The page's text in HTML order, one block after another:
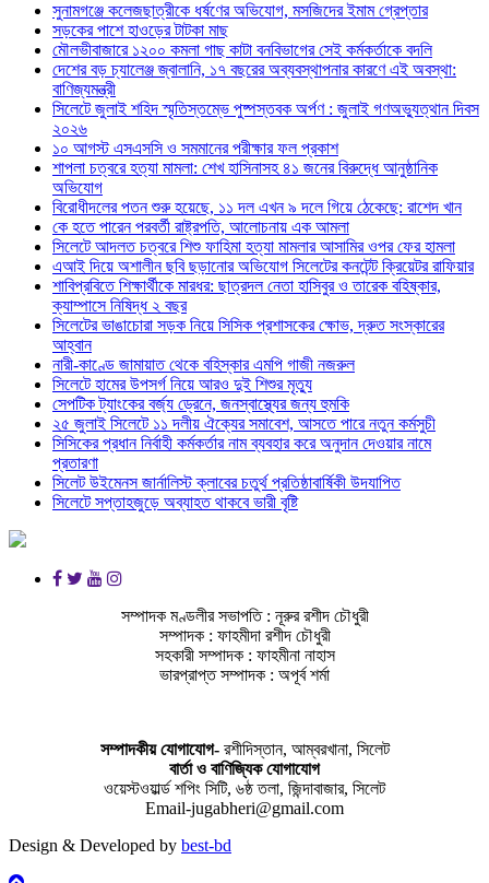
সুনামগঞ্জে কলেজছাত্রীকে ধর্ষণের অভিযোগ, মসজিদের ইমাম গ্রেপ্তার
সড়কের পাশে হাওড়ের টাটকা মাছ
মৌলভীবাজারে ১২০০ কমলা গাছ কাটা বনবিভাগের সেই কর্মকর্তাকে বদলি
দেশের বড় চ্যালেঞ্জ জ্বালানি, ১৭ বছরের অব্যবস্থাপনার কারণে এই অবস্থা:
বাণিজ্যমন্ত্রী
সিলেটে জুলাই শহিদ স্মৃতিস্তম্ভে পুষ্পস্তবক অর্পণ : জুলাই গণঅভ্যুত্থান দিবস
২০২৬
১০ আগস্ট এসএসসি ও সমমানের পরীক্ষার ফল প্রকাশ
শাপলা চত্বরে হত্যা মামলা: শেখ হাসিনাসহ ৪১ জনের বিরুদ্ধে আনুষ্ঠানিক
অভিযোগ
বিরোধীদলের পতন শুরু হয়েছে, ১১ দল এখন ৯ দলে গিয়ে ঠেকেছে: রাশেদ খান
কে হতে পারেন পরবর্তী রাষ্ট্রপতি, আলোচনায় এক আমলা
সিলেটে আদলত চত্বরে শিশু ফাহিমা হত্যা মামলার আসামির ওপর ফের হামলা
এআই দিয়ে অশালীন ছবি ছড়ানোর অভিযোগ সিলেটের কনটেন্ট ক্রিয়েটর রাফিয়ার
শাবিপ্রবিতে শিক্ষার্থীকে মারধর: ছাত্রদল নেতা হাসিবুর ও তারেক বহিষ্কার,
ক্যাম্পাসে নিষিদ্ধ ২ বছর
সিলেটের ভাঙাচোরা সড়ক নিয়ে সিসিক প্রশাসকের ক্ষোভ, দ্রুত সংস্কারের
আহ্বান
নারী-কাণ্ডে জামায়াত থেকে বহিস্কার এমপি গাজী নজরুল
সিলেটে হামের উপসর্গ নিয়ে আরও দুই শিশুর মৃত্যু
সেপটিক ট্যাংকের বর্জ্য ড্রেনে, জনস্বাস্থ্যের জন্য হুমকি
২৫ জুলাই সিলেটে ১১ দলীয় ঐক্যের সমাবেশ, আসতে পারে নতুন কর্মসুচী
সিসিকের প্রধান নির্বাহী কর্মকর্তার নাম ব্যবহার করে অনুদান দেওয়ার নামে
প্রতারণা
সিলেট উইমেনস জার্নালিস্ট ক্লাবের চতুর্থ প্রতিষ্ঠাবার্ষিকী উদযাপিত
সিলেটে সপ্তাহজুড়ে অব্যাহত থাকবে ভারী বৃষ্টি
সম্পাদক মণ্ডলীর সভাপতি : নূরুর রশীদ চৌধুরী
সম্পাদক : ফাহমীদা রশীদ চৌধুরী
সহকারী সম্পাদক : ফাহমীনা নাহাস
ভারপ্রাপ্ত সম্পাদক : অপূর্ব শর্মা
সম্পাদকীয় যােগাযোগ-রশীদিস্তান, আম্বরখানা, সিলেট
বার্তা ও বাণিজ্যিক যোগাযােগ
ওয়েস্টওয়ার্ল্ড শপিং সিটি, ৬ষ্ঠ তলা, জিন্দাবাজার, সিলেট
Email-jugabheri@gmail.com
Design & Developed by best-bd